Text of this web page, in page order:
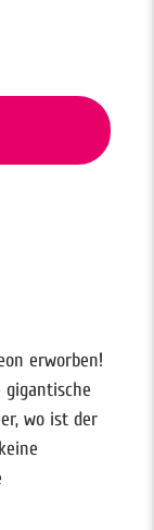
erworben!
wo ist der